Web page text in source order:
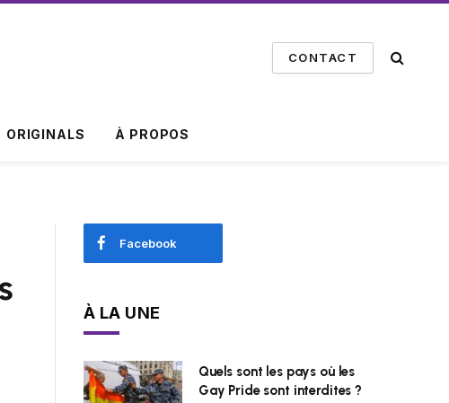
CONTACT
ORIGINALS À PROPOS
Facebook
À LA UNE
Quels sont les pays où les
Gay Pride sont interdites ?